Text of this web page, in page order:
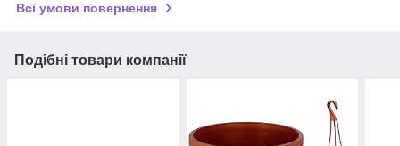
Всі умови повернення
Подібні товари компанії